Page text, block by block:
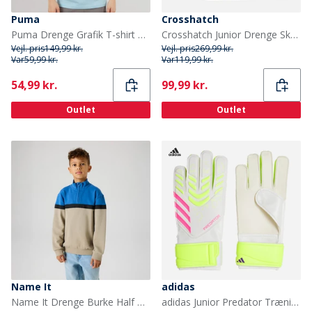
Puma
Puma Drenge Grafik T-shirt Aqua
Vejl. pris149,99 kr.
Var59,99 kr.
Current
54,99 kr.
Outlet
Crosshatch
Crosshatch Junior Drenge Skywalk lærredssko Black Camo
Vejl. pris269,99 kr.
Var119,99 kr.
Current
99,99 kr.
Outlet
Name It
Name It Drenge Burke Half Zip Sweatshirt Vintage Khaki
adidas
adidas Junior Predator Trænings Målmands handsker Hvid/Lucid Lemon/Lucid Pink